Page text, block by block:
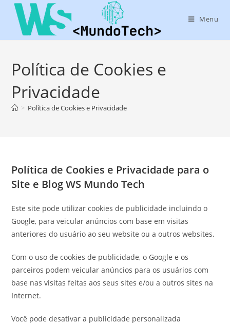
Menu
Política de Cookies e
Privacidade
> Política de Cookies e Privacidade
Política de Cookies e Privacidade para o
Site e Blog WS Mundo Tech
Este site pode utilizar cookies de publicidade incluindo o
Google, para veicular anúncios com base em visitas
anteriores do usuário ao seu website ou a outros websites.
Com o uso de cookies de publicidade, o Google e os
parceiros podem veicular anúncios para os usuários com
base nas visitas feitas aos seus sites e/ou a outros sites na
Internet.
Você pode desativar a publicidade personalizada